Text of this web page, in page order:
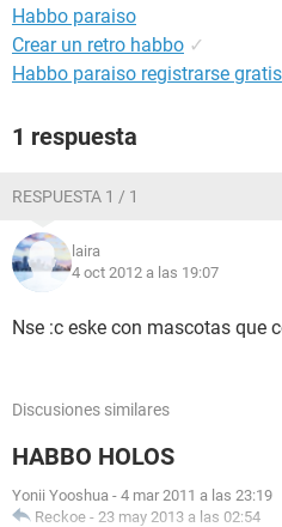
Habbo paraiso
Crear un retro habbo ✓
Habbo paraiso registrarse gratis
1 respuesta
RESPUESTA 1 / 1
laira
4 oct 2012 a las 19:07
Nse :c eske con mascotas que
Discusiones similares
HABBO HOLOS
Yonii Yooshua - 4 mar 2011 a las 23:19
Reckoe - 23 may 2013 a las 02:54